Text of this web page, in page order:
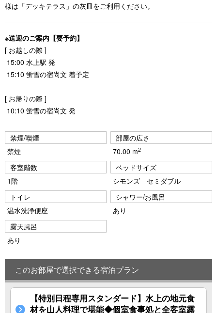
様は「デッキテラス」の灰皿をご利用ください。
※送迎のご案内【要予約】
[ お越しの際 ]
15:00 水上駅 発
15:10 蛍雪の宿尚文 着予定
[ お帰りの際 ]
10:10 蛍雪の宿尚文 発
禁煙/喫煙
禁煙
部屋の広さ
70.00 m2
客室階数
1階
ベッドサイズ
シモンズ セミダブル
トイレ
温水洗浄便座
シャワー/お風呂
あり
露天風呂
あり
このお部屋で選択できる宿泊プラン
【特別日程専用スタンダード】水上の地元食
材を山人料理で堪能◆個室食事処と全客室露